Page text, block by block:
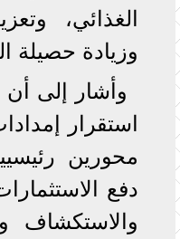
الغذائي،
وزيادة حصيلة
وأشار إلى
استقرار
محورين
دفع
والاستكشاف